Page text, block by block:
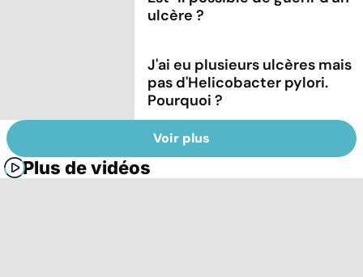
ulcère ?
J'ai eu plusieurs ulcères mais
pas d'Helicobacter pylori.
Pourquoi ?
Voir plus
Plus de vidéos